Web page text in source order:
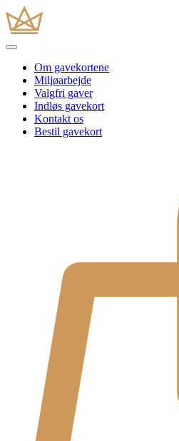
Om gavekortene
Miljøarbejde
Valgfri gaver
Indløs gavekort
Kontakt os
Bestil gavekort